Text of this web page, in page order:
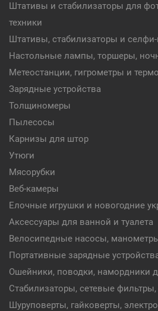
Штативы и стабилизаторы для
техники
Штативы, стабилизаторы и
Настольные лампы, торшеры,
Метеостанции, гигрометры и
Зарядные устройства
Толщиномеры
Пылесосы
Карнизы для штор
Утюги
Мясорубки
Веб-камеры
Елочные игрушки и новогодние
Аксессуары для ванной и туалета
Велосипедные насосы,
Портативные зарядные
Ошейники, поводки, намордники
Стабилизаторы, сетевые
Шуруповерты, гайковерты,